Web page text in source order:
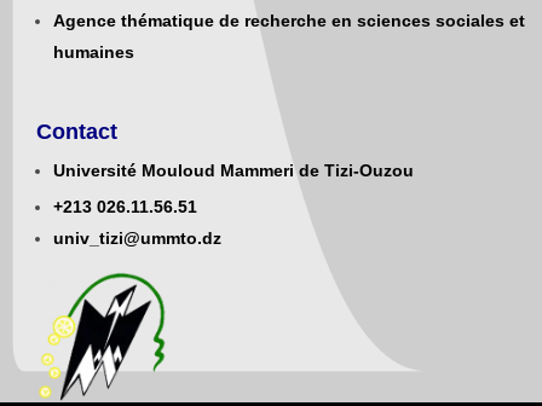
Agence thématique de recherche en sciences sociales et
humaines
Contact
Université Mouloud Mammeri de Tizi-Ouzou
+213 026.11.56.51
univ_tizi@ummto.dz